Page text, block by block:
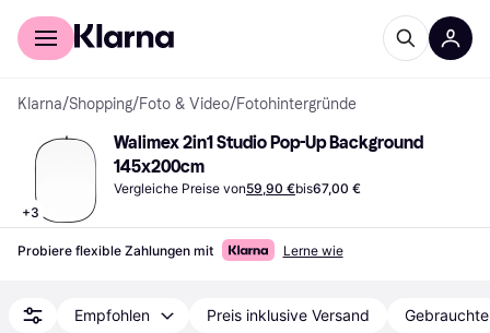
Für Shopper
Klarna/Shopping/Foto & Video/Fotohintergründe
+3
Walimex 2in1 Studio Pop-Up Background
145x200cm
Vergleiche Preise von59,90 €bis67,00 €
Probiere flexible Zahlungen mit Lerne wie
Empfohlen Preis inklusive Versand